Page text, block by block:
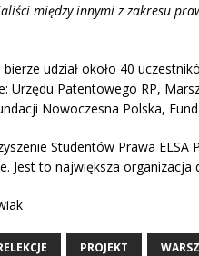
między innymi z zakresu
udział około 40
Urzędu Patentowego RP,
Nowoczesna Polska,
Studentów Prawa
Jest to największa
PROJEKT